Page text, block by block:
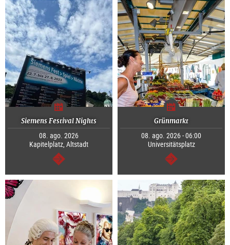
Siemens Festival Nights
08. ago. 2026
Kapitelplatz, Altstadt
continuar
Grünmarkt
08. ago. 2026 - 06:00
Universitätsplatz
continuar